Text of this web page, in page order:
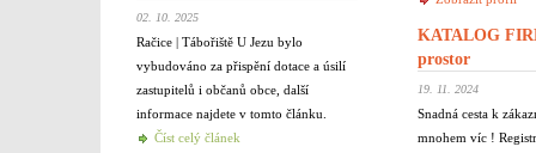
02. 10. 2025
Račice | Tábořiště U Jezu bylo
vybudováno za přispění dotace a úsilí
zastupitelů i občanů obce, další
informace najdete v tomto článku.
Číst celý článek
KATALOG
prostor
19. 11. 2024
Snadná cesta k
mnohem víc !